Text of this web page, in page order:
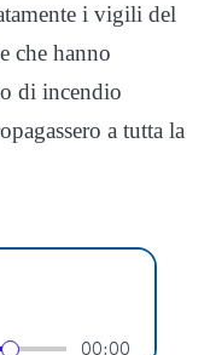
i vigili del
che hanno
di incendio
a tutta la